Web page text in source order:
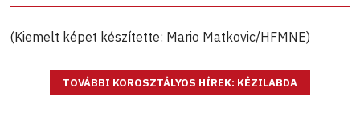
(Kiemelt képet készítette: Mario Matkovic/HFMNE)
TOVÁBBI KOROSZTÁLYOS HÍREK: KÉZILABDA